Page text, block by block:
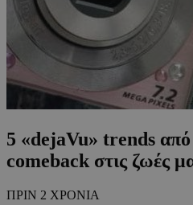
5 «dejaVu» trends
comeback στις ζωές
ΠΡΙΝ 2 ΧΡΟΝΙΑ